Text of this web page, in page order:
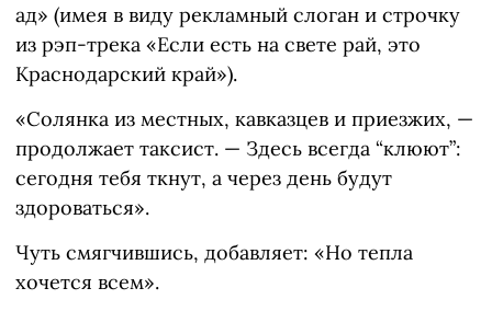
ад» (имея в виду рекламный слоган и строчку
из рэп-трека «Если есть на свете рай, это
Краснодарский край»).
«Солянка из местных, кавказцев и приезжих, —
продолжает таксист. — Здесь всегда “клюют”:
сегодня тебя ткнут, а через день будут
здороваться».
Чуть смягчившись, добавляет: «Но тепла
хочется всем».